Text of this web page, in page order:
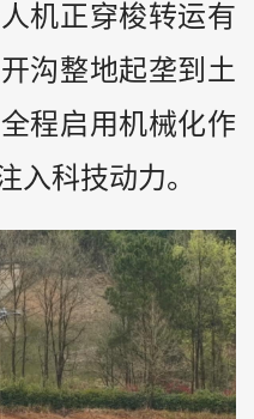
机正穿梭转运有
沟整地起垄到土
程启用机械化作
入科技动力。